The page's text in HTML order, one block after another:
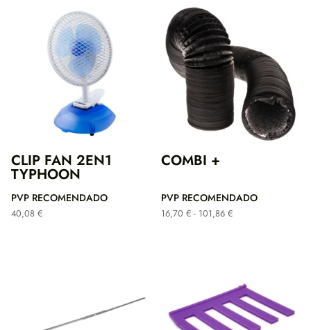
CLIP FAN 2EN1
TYPHOON
PVP RECOMENDADO
40,08 €
COMBI +
PVP RECOMENDADO
16,70 € - 101,86 €Rango
101,86 €